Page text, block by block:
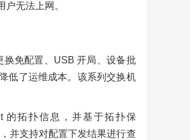
无法上网。
换免配置、USB 开局、设备批
低了运维成本。该系列交换机
的拓扑信息，并基于拓扑保
并支持对配置下发结果进行查